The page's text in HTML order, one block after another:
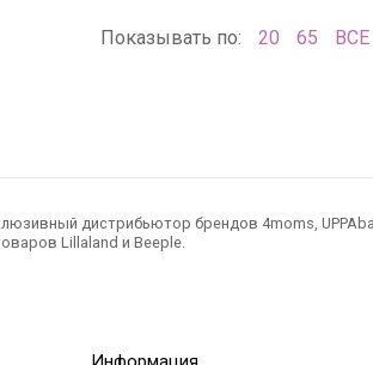
Показывать по: 20 65 ВСЕ
дистрибьютор брендов 4moms,
Lillaland и Beeple.